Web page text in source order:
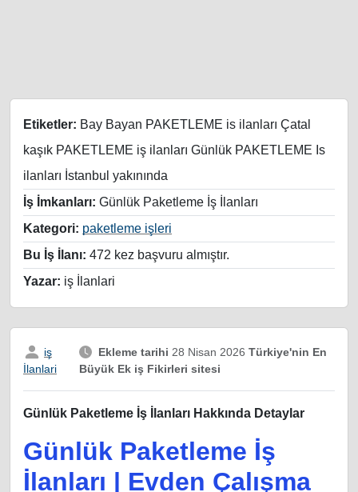
Etiketler: Bay Bayan PAKETLEME is ilanları Çatal
kaşık PAKETLEME iş ilanları Günlük PAKETLEME Is
ilanları İstanbul yakınında
İş İmkanları: Günlük Paketleme İş İlanları
Kategori: paketleme işleri
Bu İş İlanı: 472 kez başvuru almıştır.
Yazar: iş İlanlari
iş
İlanlari
Ekleme tarihi 28 Nisan 2026 Türkiye'nin En
Büyük Ek iş Fikirleri sitesi
Günlük Paketleme İş İlanları Hakkında Detaylar
Günlük Paketleme İş
İlanları | Evden Çalışma